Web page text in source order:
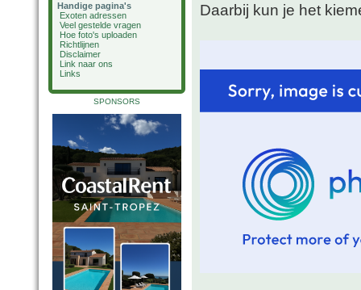
Handige pagina's
Exoten adressen
Veel gestelde vragen
Hoe foto's uploaden
Richtlijnen
Disclaimer
Link naar ons
Links
SPONSORS
Daarbij kun je het